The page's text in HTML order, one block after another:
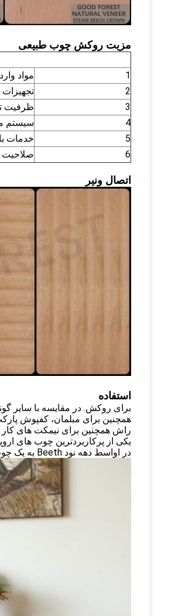
مزیت روکش چوب طبیعی
1
مواد
2
تجهیزات
3
ظرفیت
4
سیستم
5
خدمات
6
صلاحیت
اتصال ونیر
استفاده
برای روکش. در مقایسه با سایر گونه های
همچنین برای مبلمان، کفپوش
راش همچنین برای نیمکت های
یکی از پرکاربردترین چوب های
در اواسط دهه نود Beeth به یک چوب فوق العاده شیک در بخش روکش و چوب جامد تبدیل شد.